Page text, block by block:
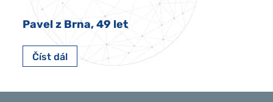
Pavel z Brna, 49 let
Číst dál